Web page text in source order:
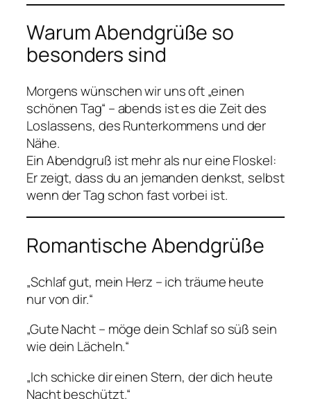
Warum Abendgrüße so
besonders sind
Morgens wünschen wir uns oft „einen
schönen Tag“ – abends ist es die Zeit des
Loslassens, des Runterkommens und der
Nähe.
Ein Abendgruß ist mehr als nur eine Floskel:
Er zeigt, dass du an jemanden denkst, selbst
wenn der Tag schon fast vorbei ist.
Romantische Abendgrüße
„Schlaf gut, mein Herz – ich träume heute
nur von dir.“
„Gute Nacht – möge dein Schlaf so süß sein
wie dein Lächeln.“
„Ich schicke dir einen Stern, der dich heute
Nacht beschützt.“